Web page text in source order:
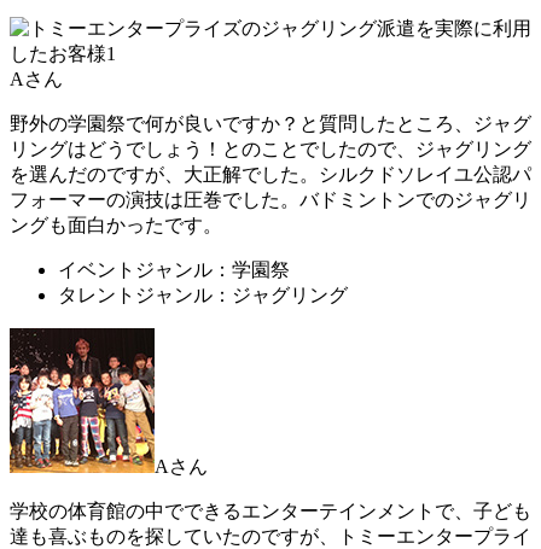
Aさん
野外の学園祭で何が良いですか？と質問したところ、ジャグ
リングはどうでしょう！とのことでしたので、ジャグリング
を選んだのですが、大正解でした。シルクドソレイユ公認パ
フォーマーの演技は圧巻でした。バドミントンでのジャグリ
ングも面白かったです。
イベントジャンル：学園祭
タレントジャンル：ジャグリング
Aさん
学校の体育館の中でできるエンターテインメントで、子ども
達も喜ぶものを探していたのですが、トミーエンタープライ